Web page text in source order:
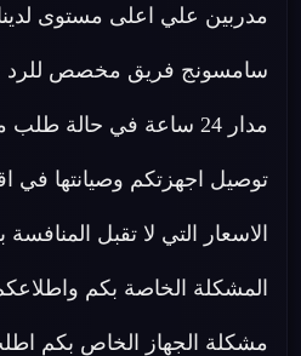
مدربين علي اعلى مستوى
سامسونج فريق مخصص للرد
مدار 24 ساعة في حالة
توصيل اجهزتكم وصيانتها
الاسعار التي لا تقبل
المشكلة الخاصة بكم
مشكلة الجهاز الخاص بكم